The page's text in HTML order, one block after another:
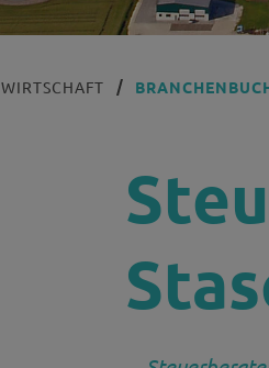
WIRTSCHAFT